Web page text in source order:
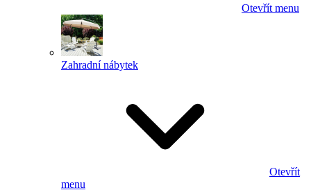
Otevřít menu
Zahradní nábytek
Otevřít
menu